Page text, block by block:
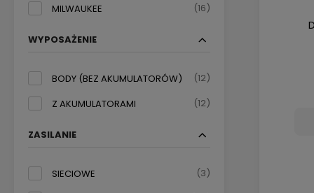
MILWAUKEE
(16)
WYPOSAŻENIE
BODY (BEZ AKUMULATORÓW)
(12)
Z AKUMULATORAMI
(12)
ZASILANIE
SIECIOWE
(3)